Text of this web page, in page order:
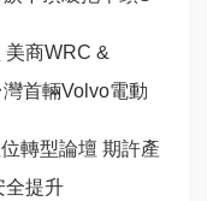
美商WRC &
首輛Volvo電動
轉型論壇 期許產
全提升